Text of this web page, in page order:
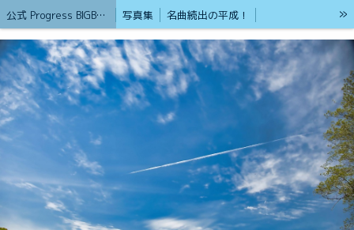
公式 Progress BIGBAN /（サブ名）砂漠のライオン 写真集
名曲続出の平成！
心を癒やしてくれる歌集
ブログ（公式）Progress BIGBAN
戦争の無い平和を築く為の掲示版
ストーカー男から命を守るアイテム紹介
護身術&格闘技集
パート②女性が襲われた時の為に
リンク
戦争が無い平和実現させる為の語らいの場
ボランティア活動も頑張ってます
第二部ストリートビュー
熊本の観光地 (ホットスポットストリートビュー360°VR集)①
熊本の観光地 (ホットスポットストリートビュー360°VR集)②
ローカルガイドとGoogle認定フォトグラファー
20才ポートレート撮影と癒やしのブログ
»